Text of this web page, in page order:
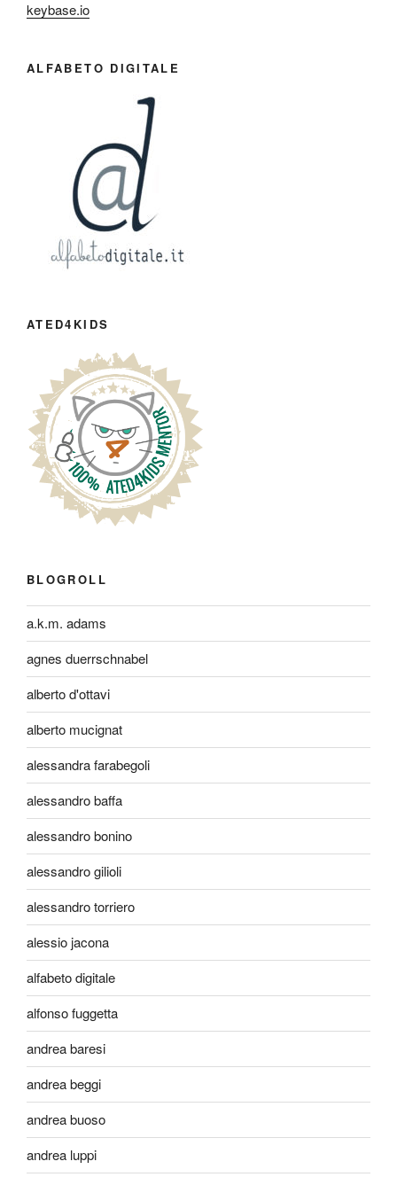
keybase.io
ALFABETO DIGITALE
ATED4KIDS
BLOGROLL
a.k.m. adams
agnes duerrschnabel
alberto d'ottavi
alberto mucignat
alessandra farabegoli
alessandro baffa
alessandro bonino
alessandro gilioli
alessandro torriero
alessio jacona
alfabeto digitale
alfonso fuggetta
andrea baresi
andrea beggi
andrea buoso
andrea luppi